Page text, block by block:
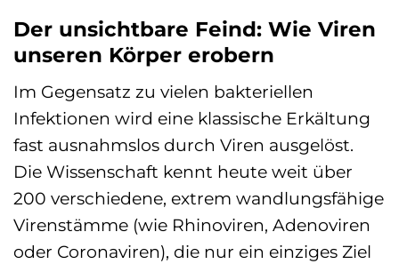
Der unsichtbare Feind: Wie Viren
unseren Körper erobern
Im Gegensatz zu vielen bakteriellen
Infektionen wird eine klassische Erkältung
fast ausnahmslos durch Viren ausgelöst.
Die Wissenschaft kennt heute weit über
200 verschiedene, extrem wandlungsfähige
Virenstämme (wie Rhinoviren, Adenoviren
oder Coronaviren), die nur ein einziges Ziel